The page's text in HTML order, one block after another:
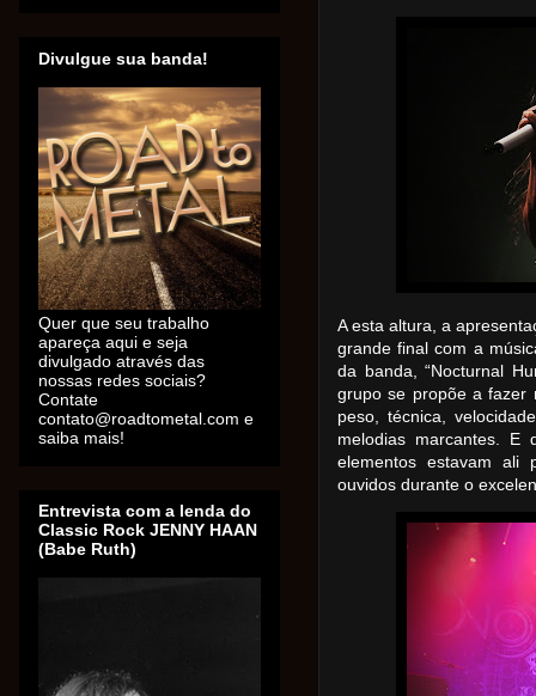
A esta altura, a
grande final com a
da banda, “Nocturnal
grupo se propõe a fazer
peso, técnica,
melodias marcantes. E
elementos estavam ali
ouvidos durante o
Divulgue sua banda!
Quer que seu trabalho
apareça aqui e seja
divulgado através das
nossas redes sociais?
Contate
contato@roadtometal.com e
saiba mais!
Entrevista com a lenda do
Classic Rock JENNY HAAN
(Babe Ruth)